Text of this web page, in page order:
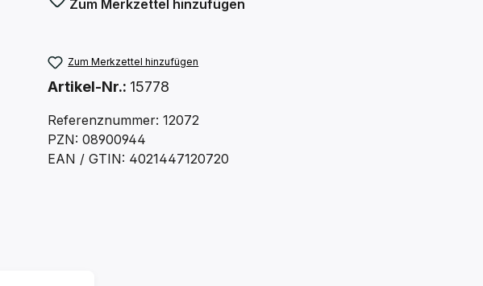
Zum Merkzettel hinzufügen
Zum Merkzettel hinzufügen
Artikel-Nr.: 15778
Referenznummer: 12072
PZN: 08900944
EAN / GTIN: 4021447120720